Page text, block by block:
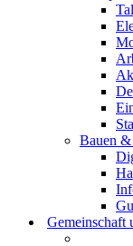
Bauen
Gemeinschaft